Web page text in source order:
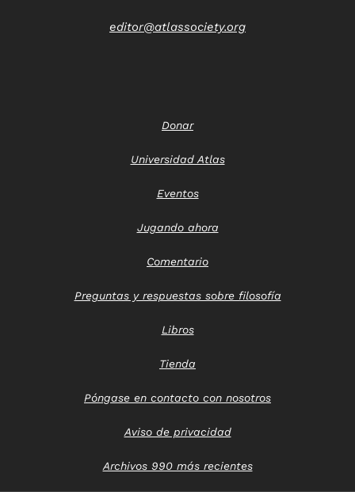
editor@atlassociety.org
Donar
Universidad Atlas
Eventos
Jugando ahora
Comentario
Preguntas y respuestas sobre filosofía
Libros
Tienda
Póngase en contacto con nosotros
Aviso de privacidad
Archivos 990 más recientes